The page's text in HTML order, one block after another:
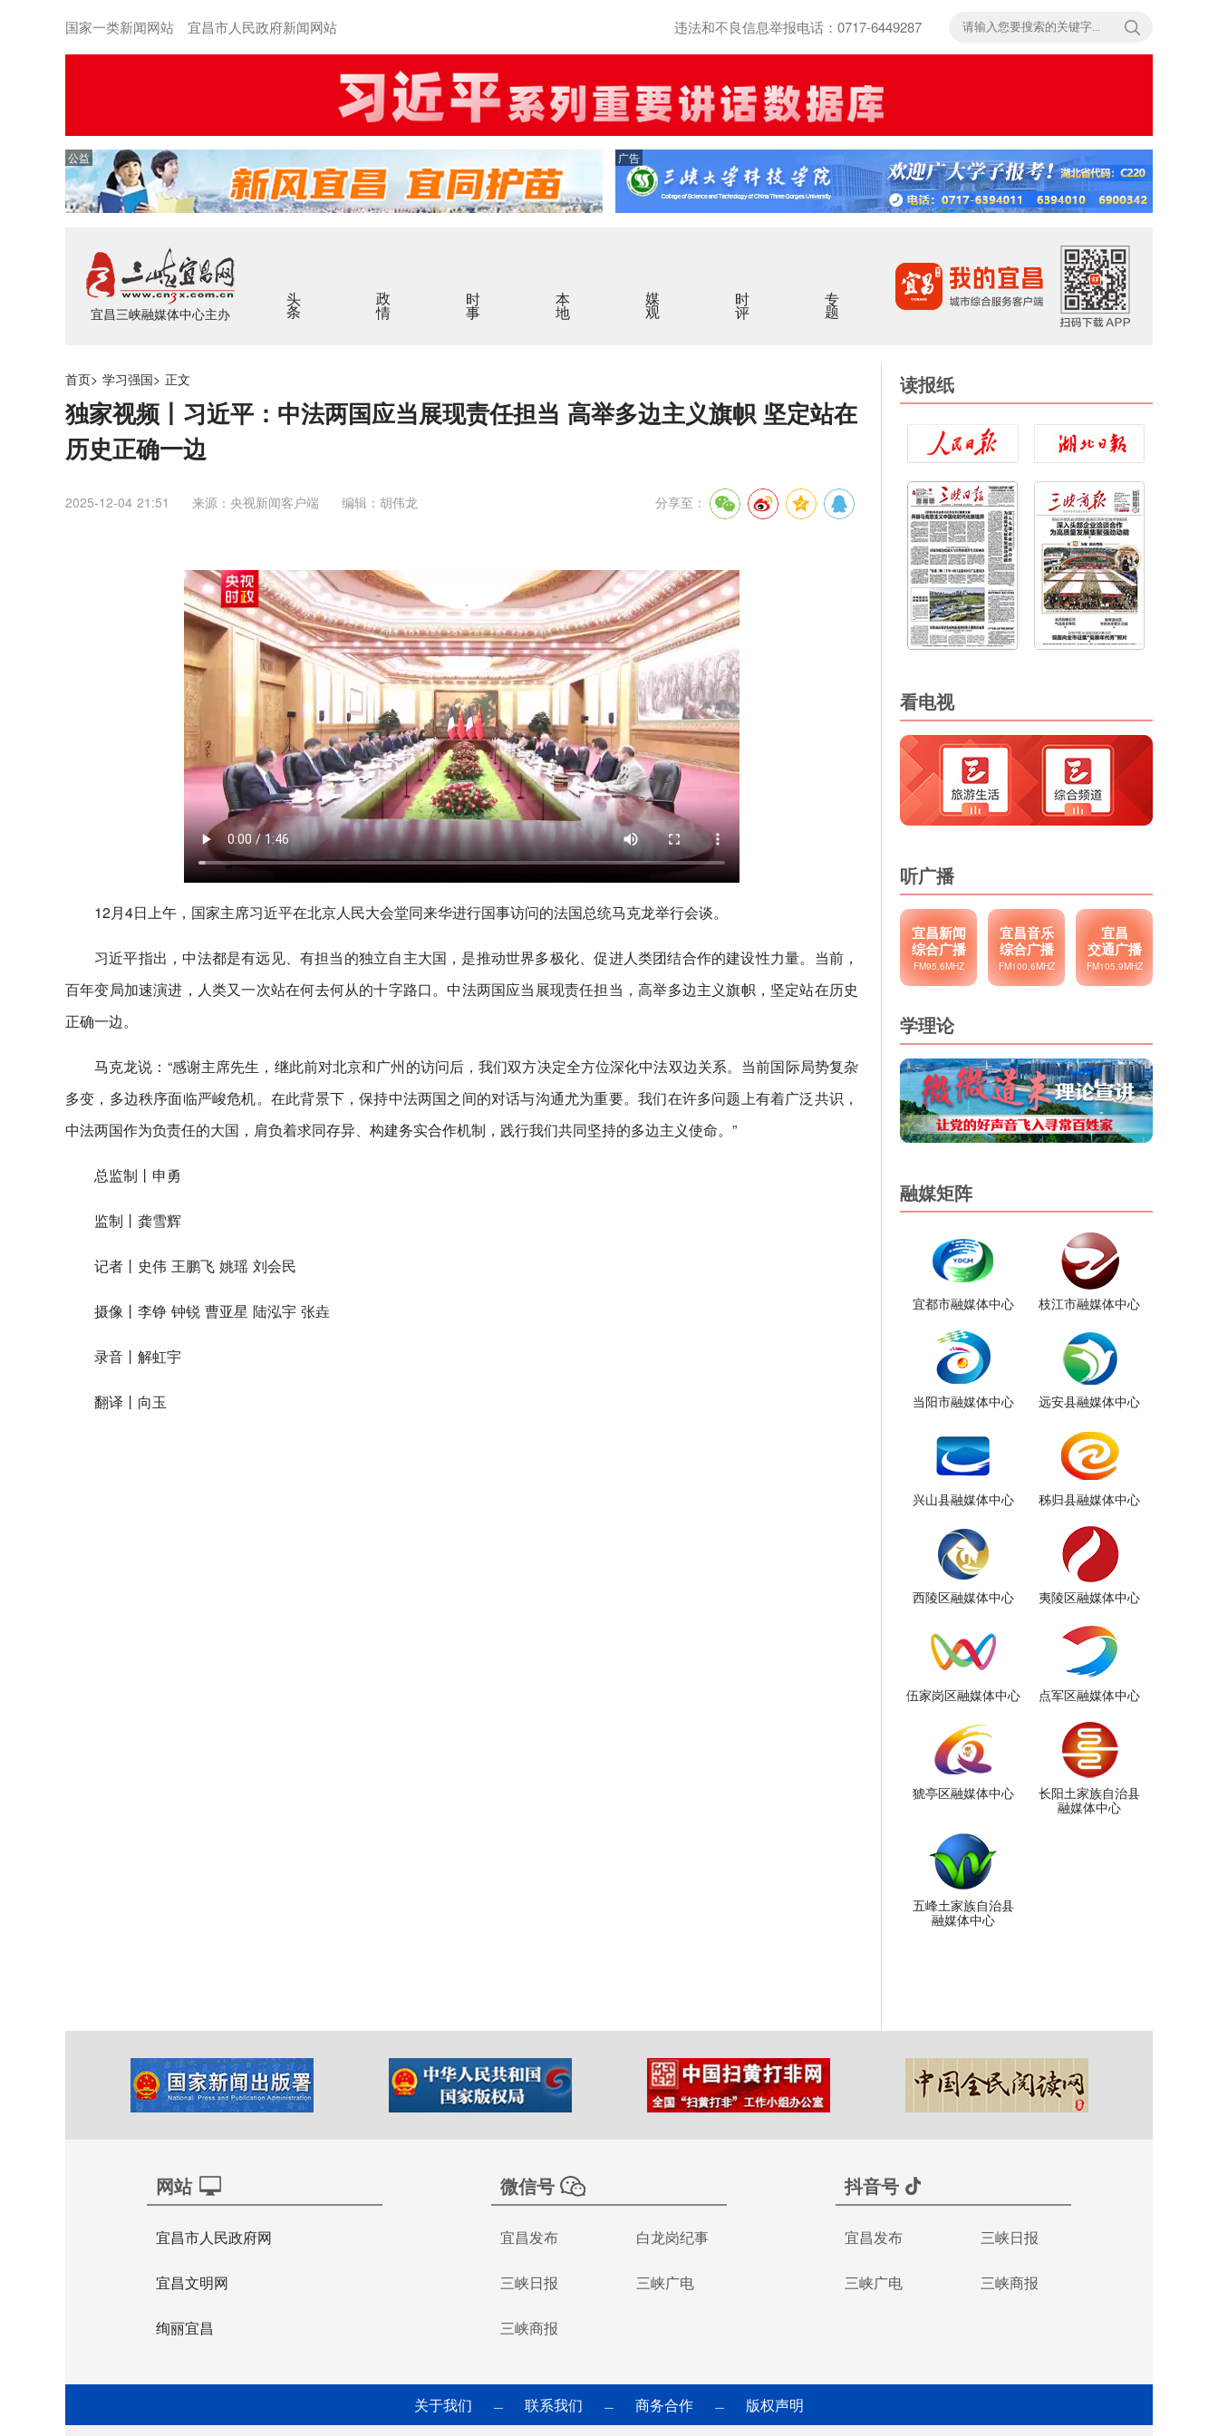
国家一类新闻网站 宜昌市人民政府新闻网站 违法和不良信息举报电话：0717-6449287
公益 广告
宜昌三峡融媒体中心主办
头条 政情 时事 本地 媒观 时评 专题
首页> 学习强国> 正文
独家视频丨习近平：中法两国应当展现责任担当 高举多边主义旗帜 坚定站在
历史正确一边
2025-12-04 21:51 来源：央视新闻客户端 编辑：胡伟龙 分享至：
12月4日上午，国家主席习近平在北京人民大会堂同来华进行国事访问的法国总统马克龙举行会谈。
习近平指出，中法都是有远见、有担当的独立自主大国，是推动世界多极化、促进人类团结合作的建设性力量。当前，
百年变局加速演进，人类又一次站在何去何从的十字路口。中法两国应当展现责任担当，高举多边主义旗帜，坚定站在历史
正确一边。
马克龙说：“感谢主席先生，继此前对北京和广州的访问后，我们双方决定全方位深化中法双边关系。当前国际局势复杂
多变，多边秩序面临严峻危机。在此背景下，保持中法两国之间的对话与沟通尤为重要。我们在许多问题上有着广泛共识，
中法两国作为负责任的大国，肩负着求同存异、构建务实合作机制，践行我们共同坚持的多边主义使命。”
总监制丨申勇
监制丨龚雪辉
记者丨史伟 王鹏飞 姚瑶 刘会民
摄像丨李铮 钟锐 曹亚星 陆泓宇 张垚
录音丨解虹宇
翻译丨向玉
读报纸
看电视
听广播
宜昌新闻
综合广播
FM95.6MHZ
宜昌音乐
综合广播
FM100.6MHZ
宜昌
交通广播
FM105.9MHZ
学理论
融媒矩阵
宜都市融媒体中心 枝江市融媒体中心
当阳市融媒体中心 远安县融媒体中心
兴山县融媒体中心 秭归县融媒体中心
西陵区融媒体中心 夷陵区融媒体中心
伍家岗区融媒体中心 点军区融媒体中心
猇亭区融媒体中心
长阳土家族自治县
融媒体中心
五峰土家族自治县
融媒体中心
网站
宜昌市人民政府网
宜昌文明网
绚丽宜昌
微信号
宜昌发布 白龙岗纪事
三峡日报 三峡广电
三峡商报
抖音号
宜昌发布 三峡日报
三峡广电 三峡商报
关于我们 — 联系我们 — 商务合作 — 版权声明